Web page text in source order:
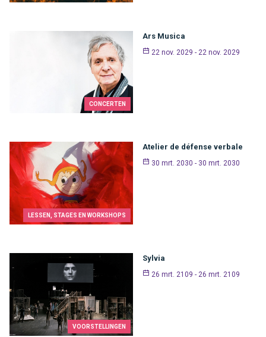
CONCERTEN
Ars Musica
22 nov. 2029 - 22 nov. 2029
LESSEN, STAGES EN WORKSHOPS
Atelier de défense verbale
30 mrt. 2030 - 30 mrt. 2030
VOORSTELLINGEN
Sylvia
26 mrt. 2109 - 26 mrt. 2109